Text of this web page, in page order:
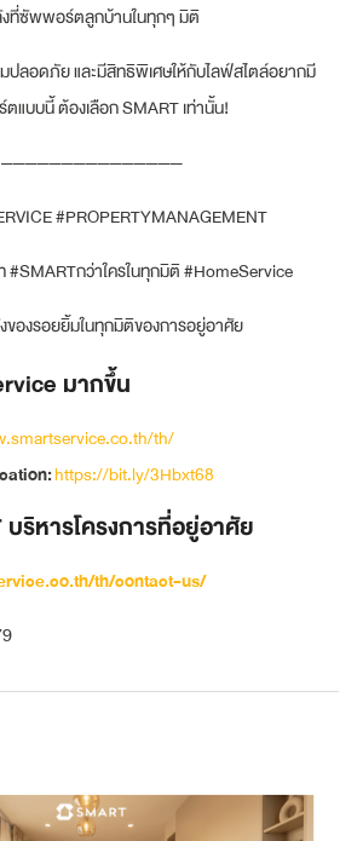
ที่ซัพพอร์ตลูกบ้านในทุกๆ มิติ
ปลอดภัย และมีสิทธิพิเศษให้กับไลฟ์สไตล์อยากมี
แบบนี้ ต้องเลือก SMART เท่านั้น!
———————————————
#PROPERTYMANAGEMENT
กว่าใครในทุกมิติ #HomeService
ของรอยยิ้มในทุกมิติของการอยู่อาศัย
มากขึ้น
th/
https://bit.ly/3Hbxt68
บริหารโครงการที่อยู่อาศัย
th/contact-us/